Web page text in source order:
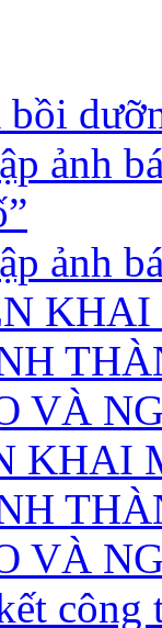
ảnh
KHAI
VÀ